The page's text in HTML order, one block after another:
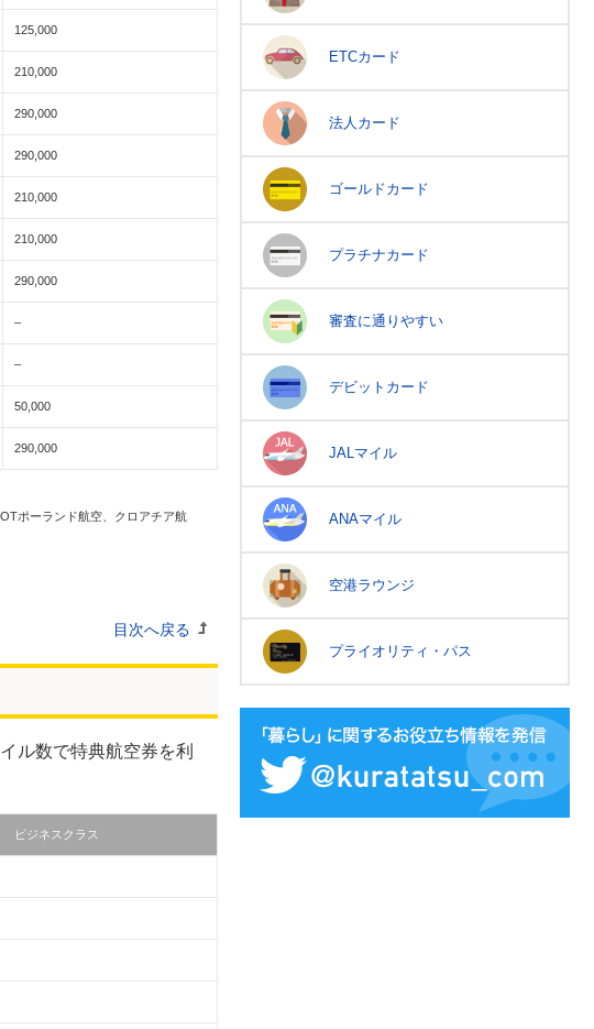
125,000
210,000
290,000
290,000
210,000
210,000
290,000
–
–
50,000
290,000
ポーランド航空、クロアチア航
目次へ戻る
ル数で特典航空券を利
ビジネスクラス
ETCカード
法人カード
ゴールドカード
プラチナカード
審査に通りやすい
デビットカード
JALマイル
ANAマイル
空港ラウンジ
プライオリティ・パス